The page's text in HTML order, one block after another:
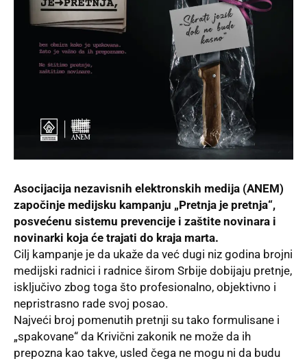
Asocijacija nezavisnih elektronskih medija (ANEM)
započinje medijsku kampanju „Pretnja je pretnja“,
posvećenu sistemu prevencije i zaštite novinara i
novinarki koja će trajati do kraja marta.
Cilj kampanje je da ukaže da već dugi niz godina brojni
medijski radnici i radnice širom Srbije dobijaju pretnje,
isključivo zbog toga što profesionalno, objektivno i
nepristrasno rade svoj posao.
Najveći broj pomenutih pretnji su tako formulisane i
„spakovane“ da Krivični zakonik ne može da ih
prepozna kao takve, usled čega ne mogu ni da budu